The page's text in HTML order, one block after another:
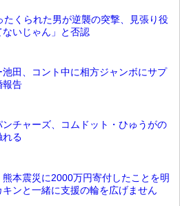
たくられた男が逆襲の突撃、見張り役
ないじゃん」と否認
池田、コント中に相方ジャンボにサプ
報告
ンチャーズ、コムドット・ひゅうがの
れる
熊本震災に2000万円寄付したことを明
ンと一緒に支援の輪を広げません